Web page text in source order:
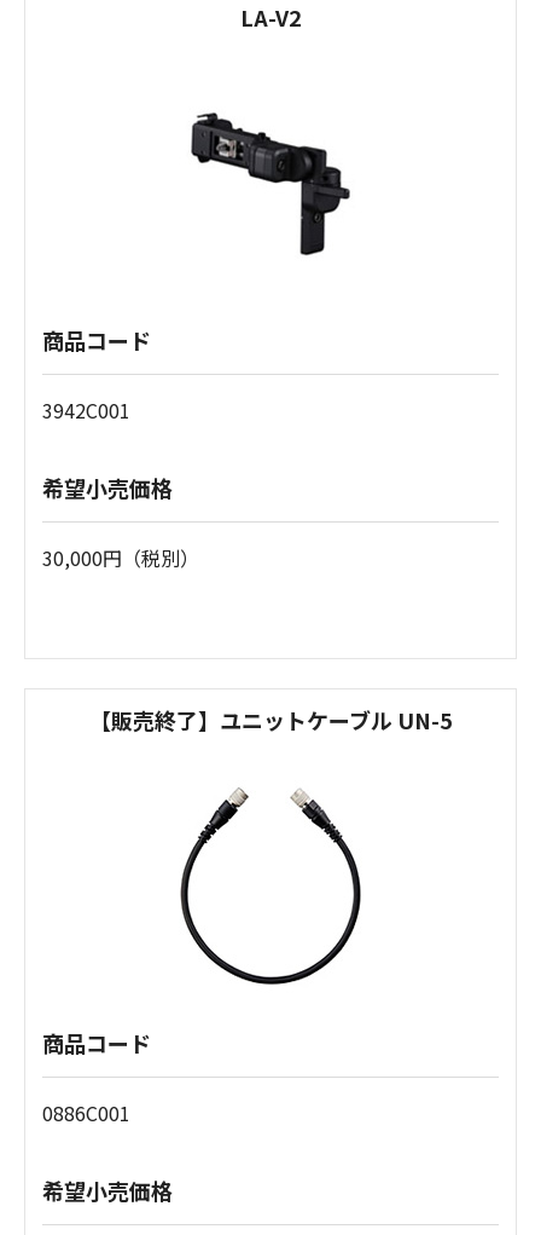
LA-V2
商品コード
3942C001
希望小売価格
30,000円（税別）
【販売終了】ユニットケーブル UN-5
商品コード
0886C001
希望小売価格